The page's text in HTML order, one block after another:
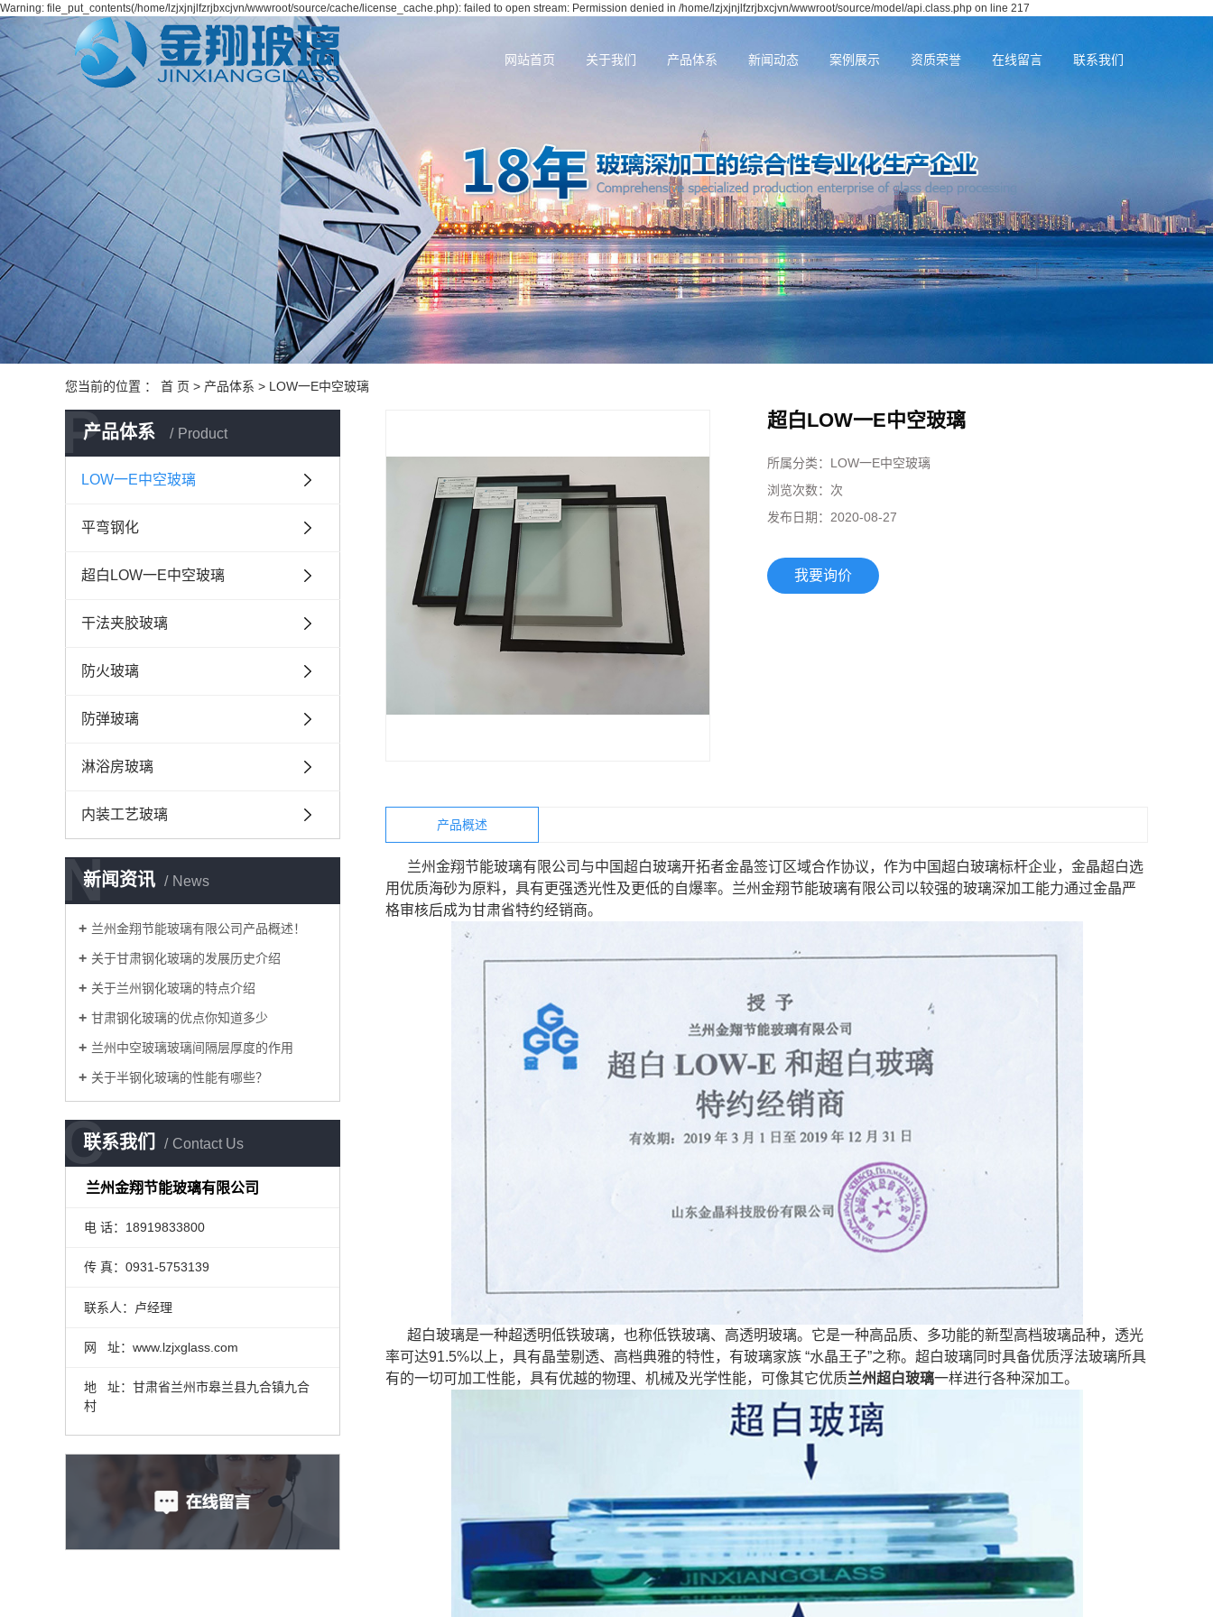
Warning: file_put_contents(/home/lzjxjnjlfzrjbxcjvn/wwwroot/source/cache/license_cache.php): failed to open stream: Permission denied in /home/lzjxjnjlfzrjbxcjvn/wwwroot/source/model/api.class.php on line 217
网站首页 关于我们 产品体系 新闻动态 案例展示 资质荣誉 在线留言 联系我们
您当前的位置 ： 首 页 > 产品体系 > LOW一E中空玻璃
产品体系 Product
P
LOW一E中空玻璃
平弯钢化
超白LOW一E中空玻璃
干法夹胶玻璃
防火玻璃
防弹玻璃
淋浴房玻璃
内装工艺玻璃
新闻资讯 News
N
兰州金翔节能玻璃有限公司产品概述！
关于甘肃钢化玻璃的发展历史介绍
关于兰州钢化玻璃的特点介绍
甘肃钢化玻璃的优点你知道多少
兰州中空玻璃玻璃间隔层厚度的作用
关于半钢化玻璃的性能有哪些？
联系我们 Contact Us
C
兰州金翔节能玻璃有限公司
电 话：18919833800
传 真：0931-5753139
联系人：卢经理
网 址：www.lzjxglass.com
地 址：甘肃省兰州市皋兰县九合镇九合
村
超白LOW一E中空玻璃
所属分类： LOW一E中空玻璃
浏览次数： 次
发布日期： 2020-08-27
我要询价
产品概述
兰州金翔节能玻璃有限公司与中国超白玻璃开拓者金晶签订区域合作协议，作为中国超白玻璃标杆企业，金晶超白选
用优质海砂为原料，具有更强透光性及更低的自爆率。兰州金翔节能玻璃有限公司以较强的玻璃深加工能力通过金晶严
格审核后成为甘肃省特约经销商。
超白玻璃是一种超透明低铁玻璃，也称低铁玻璃、高透明玻璃。它是一种高品质、多功能的新型高档玻璃品种，透光
率可达91.5%以上，具有晶莹剔透、高档典雅的特性，有玻璃家族 “水晶王子”之称。超白玻璃同时具备优质浮法玻璃所具
有的一切可加工性能，具有优越的物理、机械及光学性能，可像其它优质兰州超白玻璃一样进行各种深加工。